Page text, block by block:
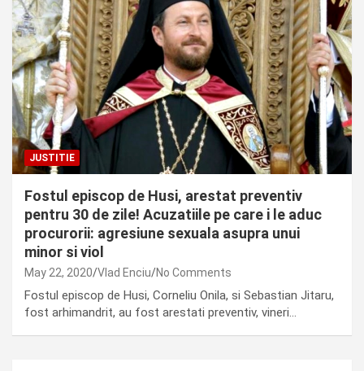
JUSTITIE
Fostul episcop de Husi, arestat preventiv
pentru 30 de zile! Acuzatiile pe care i le aduc
procurorii: agresiune sexuala asupra unui
minor si viol
May 22, 2020 Vlad Enciu No Comments
Fostul episcop de Husi, Corneliu Onila, si Sebastian Jitaru,
fost arhimandrit, au fost arestati preventiv, vineri…